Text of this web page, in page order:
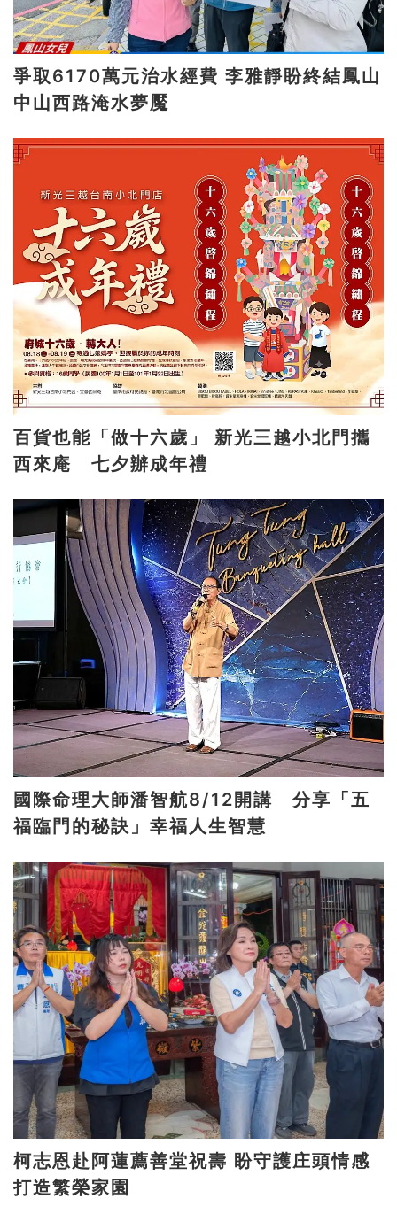
爭取6170萬元治水經費 李雅靜盼終結鳳山
中山西路淹水夢魘
百貨也能「做十六歲」 新光三越小北門攜
西來庵 七夕辦成年禮
國際命理大師潘智航8/12開講 分享「五
福臨門的秘訣」幸福人生智慧
柯志恩赴阿蓮薦善堂祝壽 盼守護庄頭情感
打造繁榮家園